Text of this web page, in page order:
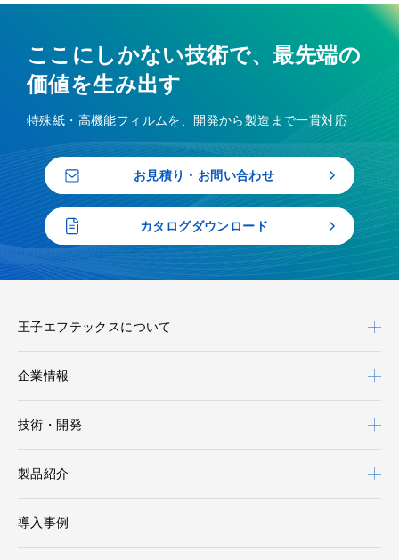
ここにしかない技術で、最先端の
価値を生み出す
特殊紙・高機能フィルムを、開発から製造まで一貫対応
お見積り・お問い合わせ
カタログダウンロード
王子エフテックスについて
企業情報
技術・開発
製品紹介
導入事例